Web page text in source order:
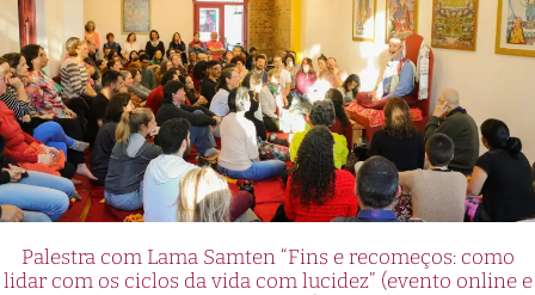
Palestra com Lama Samten “Fins e recomeços: como
lidar com os ciclos da vida com lucidez” (evento online e